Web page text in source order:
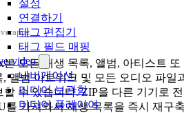
설정
연결하기
태그 편집기
태그 필드 매핑
내비게이션
미디어 보관함
미디어 플레이어
는 모든 재생 목록, 앨범, 아티스트 또
앨범 아트워크 및 모든 오디오 파일
수 있습니다. ZIP을 다른 기기로 전
를 가져와서 재생 목록을 즉시 재구